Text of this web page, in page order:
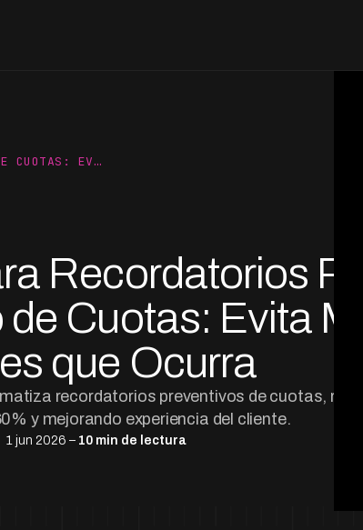
CUOTAS: EV…
Recordatorios
Cuotas: Evita
que Ocurra
recordatorios preventivos de cuotas,
y mejorando experiencia del cliente.
1 jun 2026 – 10 min de lectura